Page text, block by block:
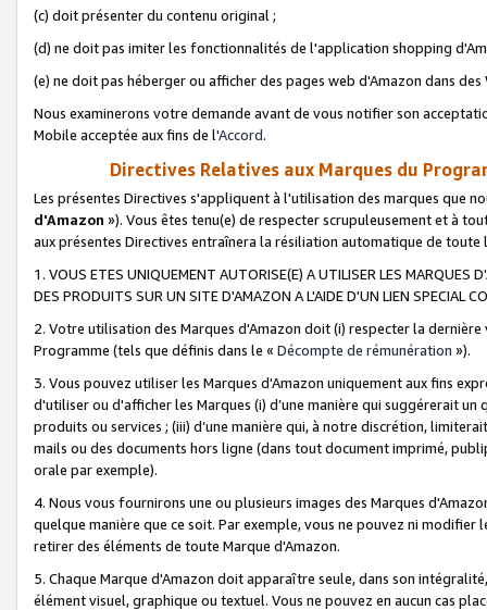
(c) doit présenter du contenu original ;
(d) ne doit pas imiter les fonctionnalités de l'application shopping
(e) ne doit pas héberger ou afficher des pages web d'Amazon dans
Nous examinerons votre demande avant de vous notifier son
Mobile acceptée aux fins de l'Accord.
Directives Relatives aux Marques du
Les présentes Directives s'appliquent à l'utilisation des marques que
d'Amazon »). Vous êtes tenu(e) de respecter scrupuleusement et à
aux présentes Directives entraînera la résiliation automatique de
1. VOUS ETES UNIQUEMENT AUTORISE(E) A UTILISER LES MARQUES
DES PRODUITS SUR UN SITE D'AMAZON A L'AIDE D'UN LIEN SPECIAL
2. Votre utilisation des Marques d'Amazon doit (i) respecter la
Programme (tels que définis dans le « Décompte de rémunération »).
3. Vous pouvez utiliser les Marques d'Amazon uniquement aux fins
d'utiliser ou d'afficher les Marques (i) d’une manière qui suggérerait
produits ou services ; (iii) d’une manière qui, à notre discrétion,
mails ou des documents hors ligne (dans tout document imprimé,
orale par exemple).
4. Nous vous fournirons une ou plusieurs images des Marques
quelque manière que ce soit. Par exemple, vous ne pouvez ni
retirer des éléments de toute Marque d'Amazon.
5. Chaque Marque d'Amazon doit apparaître seule, dans son
élément visuel, graphique ou textuel. Vous ne pouvez en aucun cas